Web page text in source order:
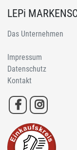
LEPi
Das Unternehmen
Impressum
Datenschutz
Kontakt